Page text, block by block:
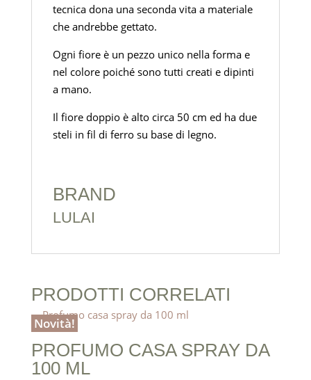
tecnica dona una seconda vita a materiale
che andrebbe gettato.
Ogni fiore è un pezzo unico nella forma e
nel colore poiché sono tutti creati e dipinti
a mano.
Il fiore doppio è alto circa 50 cm ed ha due
steli in fil di ferro su base di legno.
BRAND
LULAI
PRODOTTI CORRELATI
Novità!
PROFUMO CASA SPRAY DA
100 ML